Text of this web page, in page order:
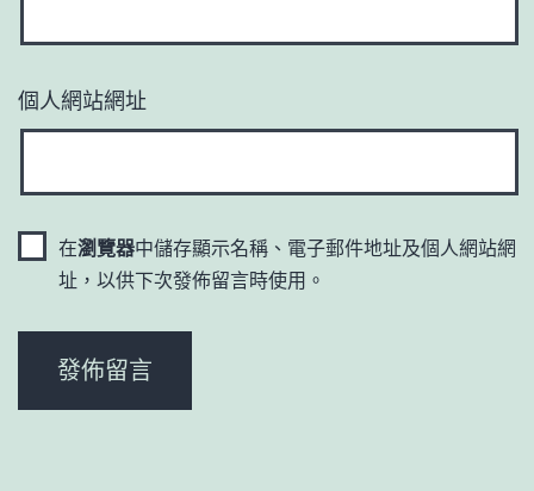
個人網站網址
在瀏覽器中儲存顯示名稱、電子郵件地址及個人網站網
址，以供下次發佈留言時使用。